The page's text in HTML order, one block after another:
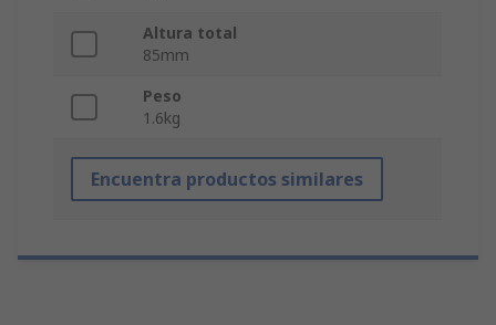
Altura total
85mm
Peso
1.6kg
Encuentra productos similares